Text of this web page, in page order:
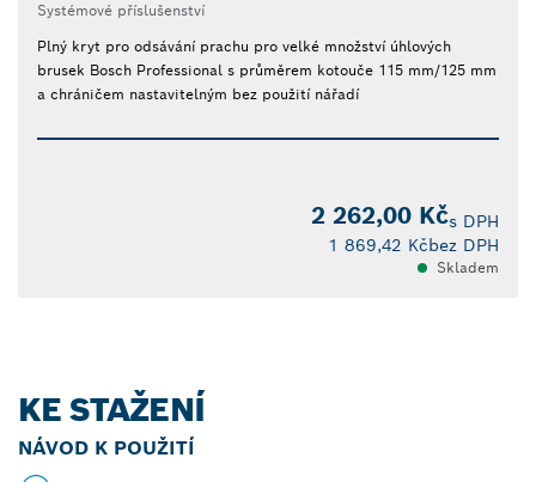
Systémové příslušenství
Plný kryt pro odsávání prachu pro velké množství úhlových
brusek Bosch Professional s průměrem kotouče 115 mm/125 mm
a chráničem nastavitelným bez použití nářadí
2 262,00 Kčs DPH
1 869,42 Kčbez DPH
Skladem
KE STAŽENÍ
NÁVOD K POUŽITÍ